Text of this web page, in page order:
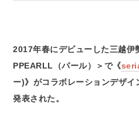
2017年春にデビューした三越伊
PPEARLL（パール）＞で《
ー)》がコラボレーションデザ
発表された。